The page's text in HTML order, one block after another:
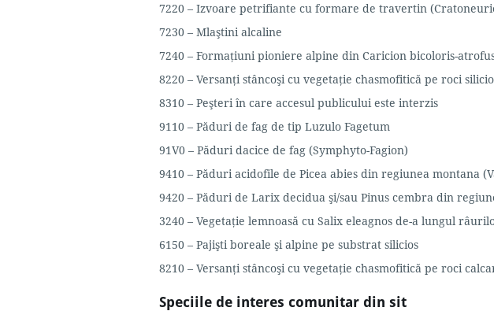
7220 – Izvoare petrifiante cu formare de travertin
7230 – Mlaştini alcaline
7240 – Formaţiuni pioniere alpine din Caricion bicoloris-
8220 – Versanţi stâncoşi cu vegetaţie chasmofitică pe roci
8310 – Peşteri în care accesul publicului este interzis
9110 – Păduri de fag de tip Luzulo Fagetum
91V0 – Păduri dacice de fag (Symphyto-Fagion)
9410 – Păduri acidofile de Picea abies din regiunea montana
9420 – Păduri de Larix decidua şi/sau Pinus cembra din
3240 – Vegetaţie lemnoasă cu Salix eleagnos de-a lungul
6150 – Pajişti boreale şi alpine pe substrat silicios
8210 – Versanţi stâncoşi cu vegetaţie chasmofitică pe roci
Speciile de interes comunitar din sit